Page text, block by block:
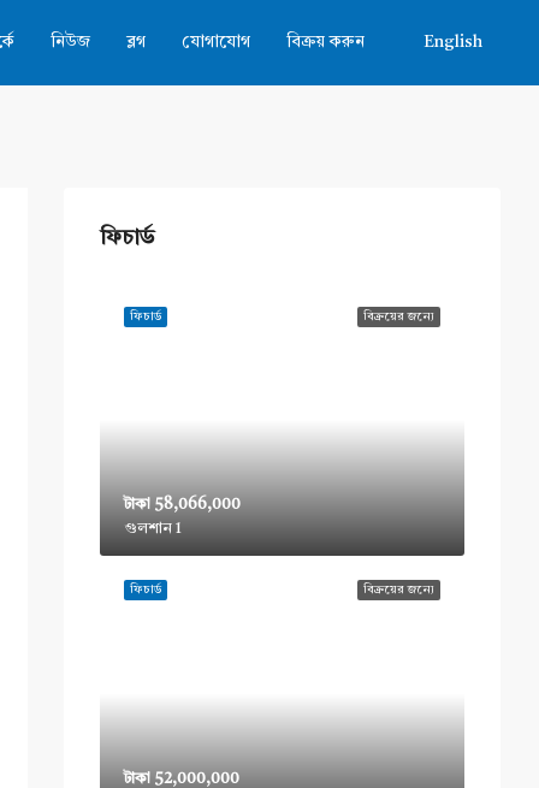
নিউজ ব্লগ যোগাযোগ বিক্রয় করুন English
ফিচার্ড
বিক্রয়ের জন্যে
ফিচার্ড
টাকা 58,066,000
গুলশান 1
বিক্রয়ের জন্যে
ফিচার্ড
টাকা 52,000,000